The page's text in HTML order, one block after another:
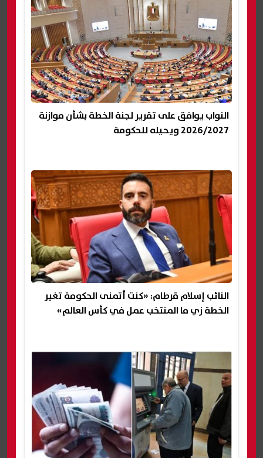
النواب يوافق على تقرير لجنة الخطة بشأن موازنة
2026/2027 ويحيله للحكومة
النائب إسلام قرطام: «كنت أتمنى الحكومة تغير
الخطة زي ما المنتخب عمل في كأس العالم»